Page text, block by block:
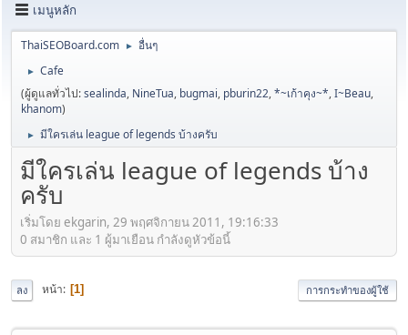
เมนูหลัก
ThaiSEOBoard.com ► อื่นๆ
►
Cafe
(ผู้ดูแลทั่วไป:sealinda, NineTua, bugmai, pburin22,*~เก้าคุง~*,I~Beau,
khanom)
► มีใครเล่น league of legends บ้างครับ
มีใครเล่น league of legends บ้าง
ครับ
เริ่มโดย ekgarin, 29 พฤศจิกายน 2011, 19:16:33
0 สมาชิก และ 1 ผู้มาเยือน กำลังดูหัวข้อนี้
ลง หน้า 1 การกระทำของผู้ใช้